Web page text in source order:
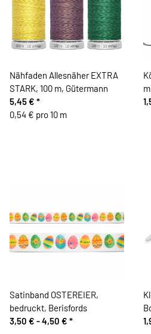
Nähfaden Allesnäher EXTRA
STARK, 100 m, Gütermann
5,45 € *
0,54 € pro 10 m
Satinband OSTEREIER,
bedruckt, Berisfords
3,50 € -4,50 € *